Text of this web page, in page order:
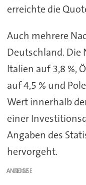
erreichte die
Auch mehrere
Deutschland. Die
Italien auf 3,8 %,
auf 4,5 % und
Wert innerhalb
einer
Angaben des
hervorgeht.
ANZEIGE